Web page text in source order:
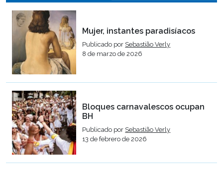
Mujer, instantes paradisíacos
Publicado por Sebastião Verly
8 de marzo de 2026
Bloques carnavalescos ocupan
BH
Publicado por Sebastião Verly
13 de febrero de 2026